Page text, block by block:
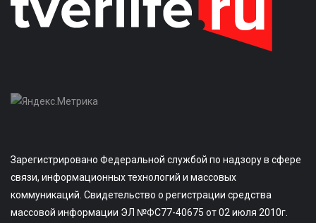
Зарегистрировано Федеральной службой по надзору в сфере
связи, информационных технологий и массовых
коммуникаций. Свидетельство о регистрации средства
массовой информации ЭЛ №ФС77-40675 от 02 июля 2010г.